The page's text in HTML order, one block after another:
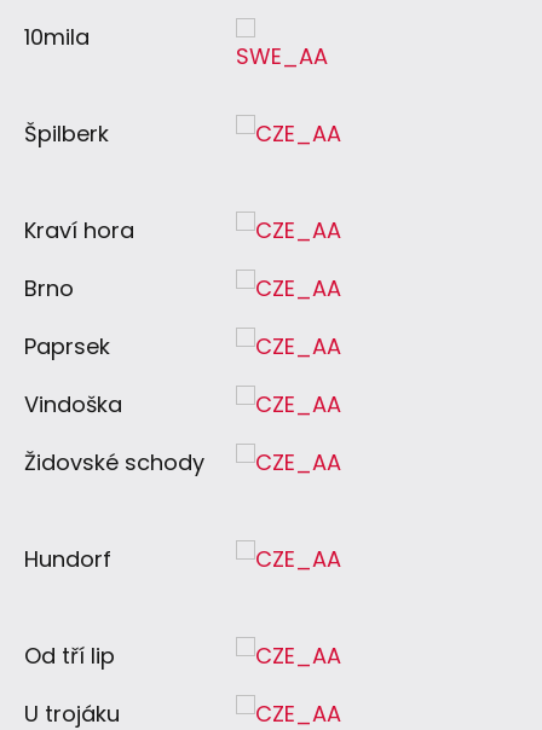
10mila
Špilberk
Kraví hora
Brno
Paprsek
Vindoška
Židovské schody
Hundorf
Od tří lip
U trojáku